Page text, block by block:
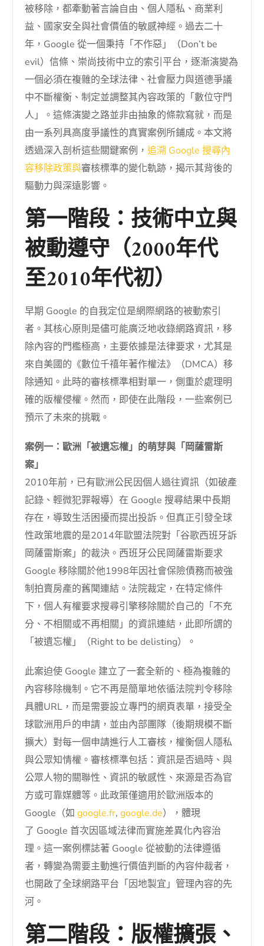
被移除，都牽動著言論自由、個人隱私、商業利
益、國家安全與社會價值的敏感神經。過去二十
年，Google 從一個秉持「不作惡」（Don’t be
evil）信條、崇尚技術中立的索引平台，逐漸演變為
一個必須在複雜的全球法律、社會壓力與道德爭議
中不斷權衡、制定並調整其內容政策的「數位守門
人」。這條演變之路並非由抽象的條款寫就，而是
由一系列具高度爭議性的真實案例所鋪成。本文將
透過深入剖析這些關鍵案例，追溯 Google 搜尋內
容移除政策與審核標準的變化軌跡，揭示其背後的
驅動力與深遠影響。
第一階段：技術中立與
被動遵守（2000年代
至2010年代初）
早期 Google 的自我定位是網際網路的被動索引
者。其核心原則是儘可能廣泛地收錄網路資訊，移
除內容的門檻極高，主要依據是法律要求，尤其是
來自美國的《數位千禧年著作權法》（DMCA）移
除通知。此時的審核標準相對單一，側重於處理明
確的版權侵權。然而，即使在此階段，一些案例已
預示了未來的挑戰。
案例一：歐洲「被遺忘權」的萌芽與「岡薩雷斯
案」
2010年前，已有歐洲公民因個人過往資訊（如破產
記錄、輕微犯罪報導）在 Google 搜尋結果中長期
存在，導致生活困擾而提出投訴。但真正引發全球
性政策地震的是2014年歐盟法院對「谷歌西班牙訴
岡薩雷斯案」的裁決。西班牙公民岡薩雷斯要求
Google 移除關於他1998年因社會保險債務而被強
制拍賣房產的舊聞連結。法院裁定，在特定條件
下，個人有權要求搜尋引擎移除關於自己的「不充
分、不相關或不再相關」的資訊連結，此即所謂的
「被遺忘權」（Right to be delisting）。
此案迫使 Google 建立了一套全新的、極為複雜的
內容移除機制。它不再是簡單地依循法院判令移除
具體URL，而是需要設立專門的網頁表單，接受全
球歐洲用戶的申請，並由內部團隊（後期規模不斷
擴大）對每一個申請進行人工審核，權衡個人隱私
與公眾知情權。審核標準包括：資訊是否過時、與
公眾人物的關聯性、資訊的敏感性、來源是否為官
方或可靠媒體等。此政策僅適用於歐洲版本的
Google（如google.fr,google.de），體現
了 Google 首次因區域法律而實施差異化內容治
理。這一案例標誌著 Google 從被動的法律遵循
者，轉變為需要主動進行價值判斷的內容仲裁者，
也開啟了全球網路平台「因地製宜」管理內容的先
河。
第二階段：版權擴張、